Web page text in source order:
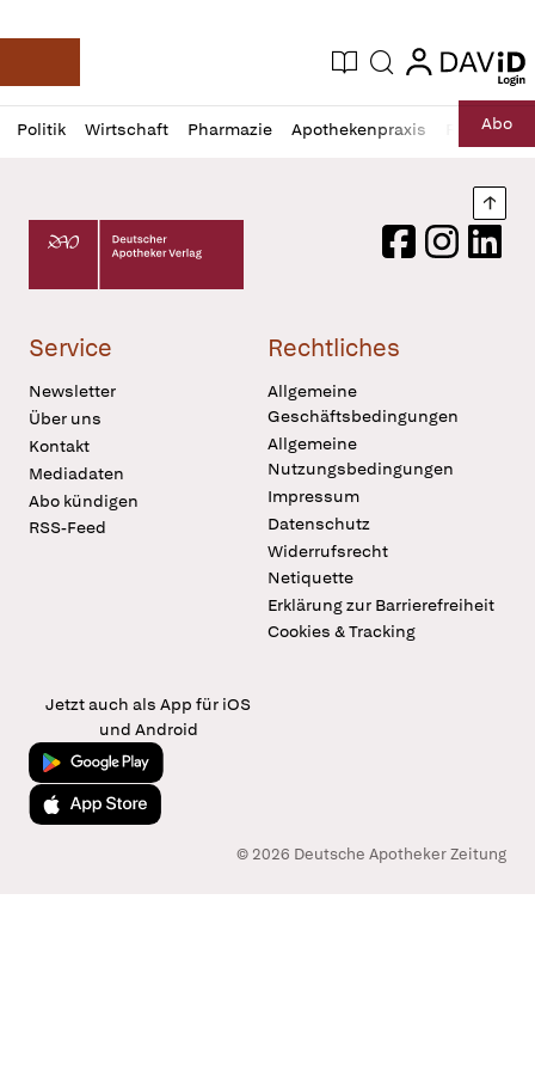
Deutsche Apotheker Zeitung
Aktuelle Ausgabe
Suche login
login
Politik Wirtschaft Pharmazie Apothekenpraxis RechtAbo
Profil
öffnen
Daz
Pur
Deutscher Apotheker Verlag Logo
FacebookInstagram
Service
Newsletter
Über uns
Kontakt
Mediadaten
Abo kündigen
RSS-Feed
Rechtliches
Allgemeine
Geschäftsbedingungen
Allgemeine
Nutzungsbedingungen
Impressum
Datenschutz
Widerrufsrecht
Netiquette
Erklärung zur Barrierefreiheit
Cookies & Tracking
Jetzt auch als App für iOS
und Android
Jetzt bei Google Play
Laden im App Store
© 2026 Deutsche Apotheker Zeitung